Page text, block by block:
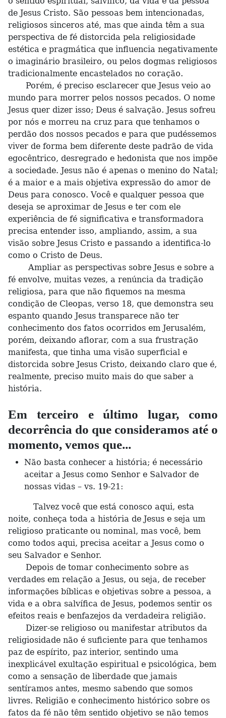
de Jesus Cristo. São pessoas bem intencionadas,
religiosos sinceros até, mas que ainda têm a sua
perspectiva de fé distorcida pela religiosidade
estética e pragmática que influencia negativamente
o imaginário brasileiro, ou pelos dogmas religiosos
tradicionalmente encastelados no coração.
Porém, é preciso esclarecer que Jesus veio ao
mundo para morrer pelos nossos pecados. O nome
Jesus quer dizer isso; Deus é salvação. Jesus sofreu
por nós e morreu na cruz para que tenhamos o
perdão dos nossos pecados e para que pudéssemos
viver de forma bem diferente deste padrão de vida
egocêntrico, desregrado e hedonista que nos impõe
a sociedade. Jesus não é apenas o menino do Natal;
é a maior e a mais objetiva expressão do amor de
Deus para conosco. Você e qualquer pessoa que
deseja se aproximar de Jesus e ter com ele
experiência de fé significativa e transformadora
precisa entender isso, ampliando, assim, a sua
visão sobre Jesus Cristo e passando a identifica-lo
como o Cristo de Deus.
Ampliar as perspectivas sobre Jesus e sobre a
fé envolve, muitas vezes, a renúncia da tradição
religiosa, para que não fiquemos na mesma
condição de Cleopas, verso 18, que demonstra seu
espanto quando Jesus transparece não ter
conhecimento dos fatos ocorridos em Jerusalém,
porém, deixando aflorar, com a sua frustração
manifesta, que tinha uma visão superficial e
distorcida sobre Jesus Cristo, deixando claro que é,
realmente, preciso muito mais do que saber a
história.
Em terceiro e último lugar, como
decorrência do que consideramos até o
momento, vemos que...
Não basta conhecer a história; é necessário
aceitar a Jesus como Senhor e Salvador de
nossas vidas – vs. 19-21:
Talvez você que está conosco aqui, esta
noite, conheça toda a história de Jesus e seja um
religioso praticante ou nominal, mas você, bem
como todos aqui, precisa aceitar a Jesus como o
seu Salvador e Senhor.
Depois de tomar conhecimento sobre as
verdades em relação a Jesus, ou seja, de receber
informações bíblicas e objetivas sobre a pessoa, a
vida e a obra salvífica de Jesus, podemos sentir os
efeitos reais e benfazejos da verdadeira religião.
Dizer-se religioso ou manifestar atributos da
religiosidade não é suficiente para que tenhamos
paz de espírito, paz interior, sentindo uma
inexplicável exultação espiritual e psicológica, bem
como a sensação de liberdade que jamais
sentíramos antes, mesmo sabendo que somos
livres. Religião e conhecimento histórico sobre os
fatos da fé não têm sentido objetivo se não temos